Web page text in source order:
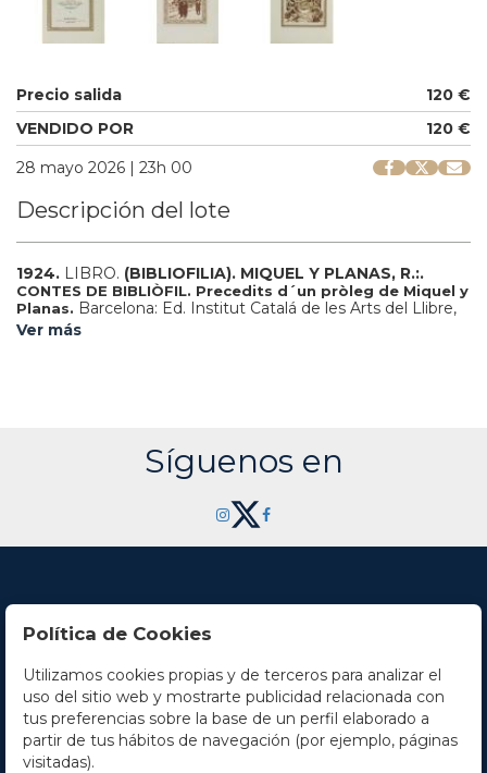
Precio salida
120 €
VENDIDO POR
120 €
28 mayo 2026 | 23h 00
Descripción del lote
1924. LIBRO. (BIBLIOFILIA). MIQUEL Y PLANAS, R.:.
CONTES DE BIBLIÒFIL. Precedits d´un pròleg de Miquel y
Planas. Barcelona: Ed. Institut Catalá de les Arts del Llibre,
1924. 4º menor. XLIII p. + 359 p., 4 h. Texto en orla
Ver más
Síguenos en
Contacto
Horario
La empresa
Política de Cookies
Utilizamos cookies propias y de terceros para analizar el
uso del sitio web y mostrarte publicidad relacionada con
tus preferencias sobre la base de un perfil elaborado a
partir de tus hábitos de navegación (por ejemplo, páginas
visitadas).